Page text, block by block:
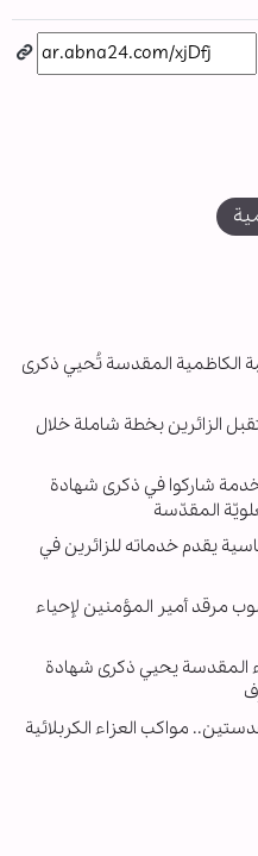
الكاظمية المقدسة تُحيي ذكرى
الزائرين بخطة شاملة خلال
متشرّفٍ بالخدمة شاركوا في ذكرى شهادة
المقدّسة
يقدم خدماته للزائرين في
مرقد أمير المؤمنين لإحياء
المقدسة يحيي ذكرى شهادة
مواكب العزاء الكربلائية